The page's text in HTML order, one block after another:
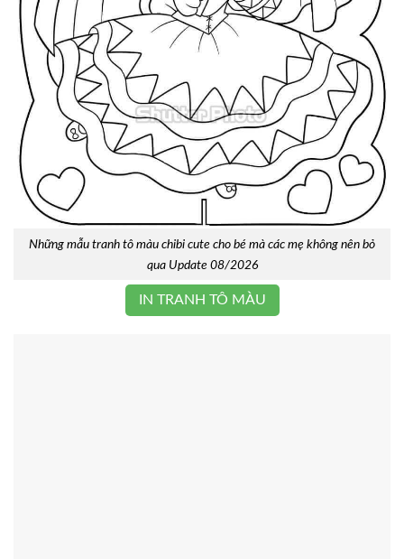
Những mẫu tranh tô màu chibi cute cho bé mà các mẹ không nên bỏ
qua Update 08/2026
IN TRANH TÔ MÀU